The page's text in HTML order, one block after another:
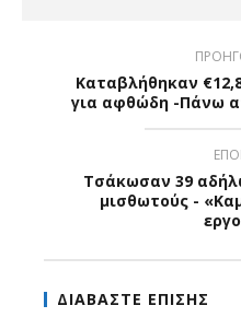
Καταβλήθηκαν
για αφθώδη -Πάνω
Τσάκωσαν 39
μισθωτούς -
ΔΙΑΒΑΣΤΕ ΕΠΙΣΗΣ